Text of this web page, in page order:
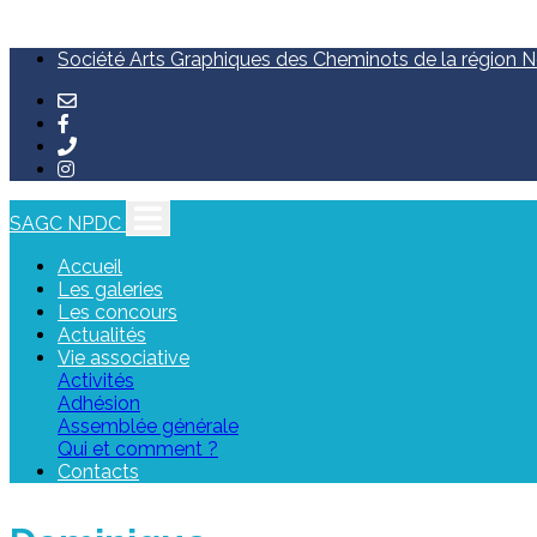
Société Arts Graphiques des Cheminots de la région
SAGC NPDC
Accueil
Les galeries
Les concours
Actualités
Vie associative
Activités
Adhésion
Assemblée générale
Qui et comment ?
Contacts